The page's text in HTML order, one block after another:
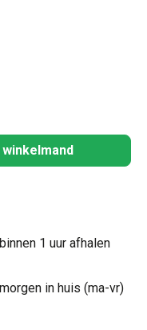
de gewenste
winkelmand
1 uur afhalen
in huis (ma-vr)